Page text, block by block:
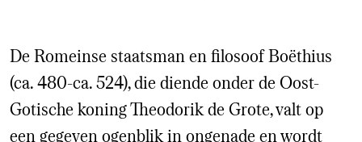
De Romeinse staatsman en filosoof Boëthius
(ca. 480-ca. 524), die diende onder de Oost-
Gotische koning Theodorik de Grote, valt op
een gegeven ogenblik in ongenade en wordt